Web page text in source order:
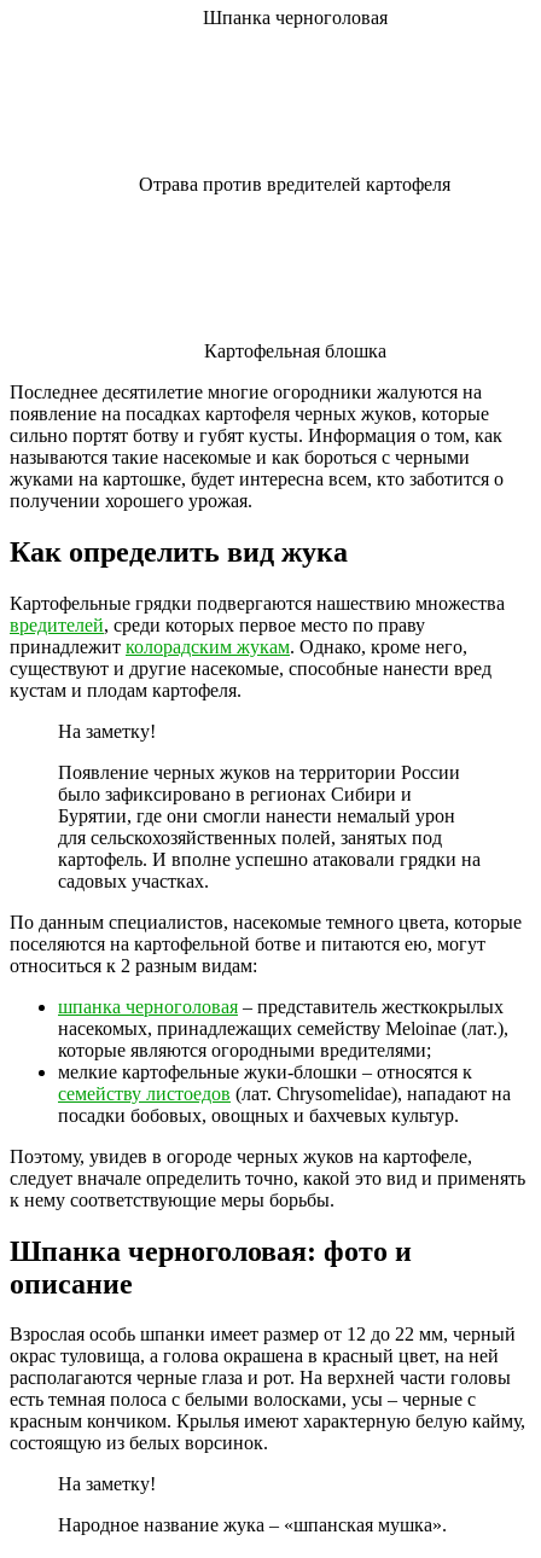
Шпанка черноголовая
Отрава против вредителей картофеля
Картофельная блошка
Последнее десятилетие многие огородники жалуются на
появление на посадках картофеля черных жуков, которые
сильно портят ботву и губят кусты. Информация о том, как
называются такие насекомые и как бороться с черными
жуками на картошке, будет интересна всем, кто заботится о
получении хорошего урожая.
Как определить вид жука
Картофельные грядки подвергаются нашествию множества
вредителей, среди которых первое место по праву
принадлежит колорадским жукам. Однако, кроме него,
существуют и другие насекомые, способные нанести вред
кустам и плодам картофеля.
На заметку!
Появление черных жуков на территории России
было зафиксировано в регионах Сибири и
Бурятии, где они смогли нанести немалый урон
для сельскохозяйственных полей, занятых под
картофель. И вполне успешно атаковали грядки на
садовых участках.
По данным специалистов, насекомые темного цвета, которые
поселяются на картофельной ботве и питаются ею, могут
относиться к 2 разным видам:
шпанка черноголовая – представитель жесткокрылых
насекомых, принадлежащих семейству Meloinae (лат.),
которые являются огородными вредителями;
мелкие картофельные жуки-блошки – относятся к
семейству листоедов (лат. Chrysomelidae), нападают на
посадки бобовых, овощных и бахчевых культур.
Поэтому, увидев в огороде черных жуков на картофеле,
следует вначале определить точно, какой это вид и применять
к нему соответствующие меры борьбы.
Шпанка черноголовая: фото и
описание
Взрослая особь шпанки имеет размер от 12 до 22 мм, черный
окрас туловища, а голова окрашена в красный цвет, на ней
располагаются черные глаза и рот. На верхней части головы
есть темная полоса с белыми волосками, усы – черные с
красным кончиком. Крылья имеют характерную белую кайму,
состоящую из белых ворсинок.
На заметку!
Народное название жука – «шпанская мушка».